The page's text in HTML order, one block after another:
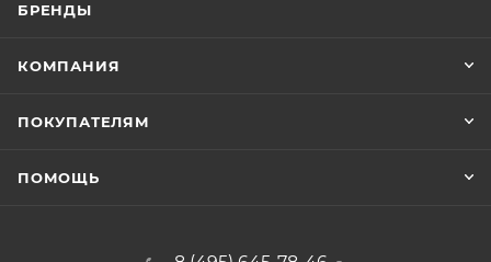
БРЕНДЫ
КОМПАНИЯ
ПОКУПАТЕЛЯМ
ПОМОЩЬ